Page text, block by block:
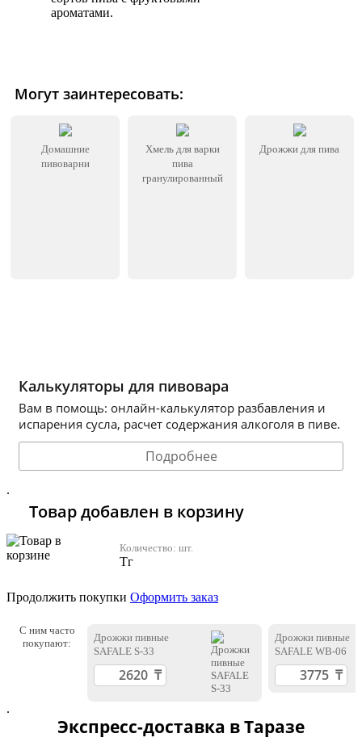
ароматами.
Могут заинтересовать:
Домашние
пивоварни
Хмель для варки
пива
гранулированный
Дрожжи для пива
Калькуляторы для пивовара
Вам в помощь: онлайн-калькулятор разбавления и
испарения сусла, расчет содержания алкоголя в пиве.
Подробнее
.
Товар добавлен в корзину
Количество: шт.
Тг
Продолжить покупки Оформить заказ
С ним часто
покупают:
Дрожжи пивные
SAFALE S-33
Дрожжи пивные
SAFALE WB-06
.
Экспресс-доставка в Таразе